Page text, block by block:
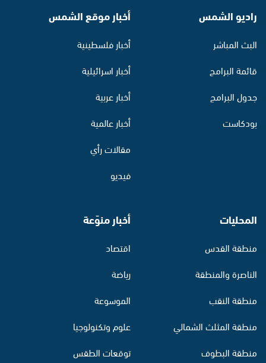
راديو الشمس
البث المباشر
قائمة البرامج
جدول البرامج
بودكاست
أخبار موقع الشمس
أخبار فلسطينية
أخبار اسرائيلية
أخبار عربية
أخبار عالمية
مقالات رأي
فيديو
المحليات
منطقة القدس
الناصرة والمنطقة
منطقة النقب
منطقة المثلث الشمالي
منطقة البطوف
أخبار منوّعة
اقتصاد
رياضة
الموسوعة
علوم وتكنولوجيا
توقعات الطقس